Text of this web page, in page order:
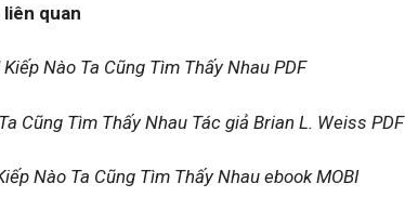
quan
Nào Ta Cũng Tìm Thấy Nhau PDF
Cũng Tìm Thấy Nhau Tác giả Brian L. Weiss PDF
Nào Ta Cũng Tìm Thấy Nhau ebook MOBI